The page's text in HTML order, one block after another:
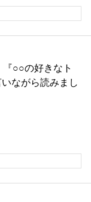
○○の好きなト
ながら読みまし